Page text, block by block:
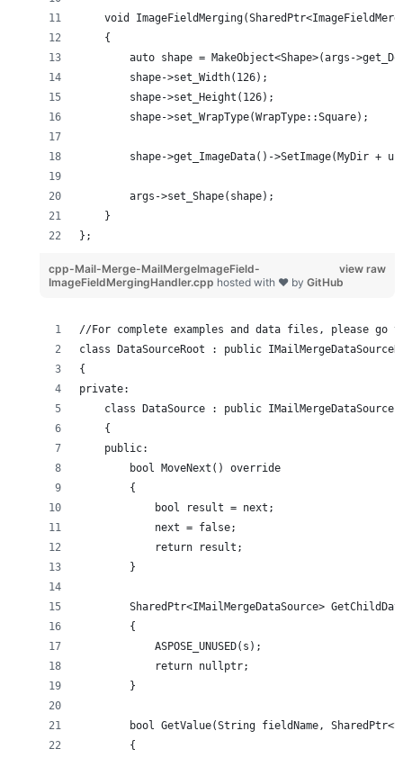
void
    {
auto shape = MakeObject<Shape>(args-
        shape->set_Width(126);
        shape->set_Height(126);
        shape->set_WrapType(WrapType::Square);
shape->get_ImageData()->SetImage(MyDir +
        args->set_Shape(shape);
    }
};
view raw
cpp-Mail-Merge-MailMergeImageField-
ImageFieldMergingHandler.cpp hosted with ❤ by GitHub
//For complete examples and data files, please go
class DataSourceRoot : public
{
private:
    class DataSource : public IMailMergeDataSource
    {
    public:
        bool MoveNext() override
        {
            bool result = next;
            next = false;
            return result;
        }
SharedPtr<IMailMergeDataSource>
        {
            ASPOSE_UNUSED(s);
            return nullptr;
        }
bool GetValue(String fieldName,
        {